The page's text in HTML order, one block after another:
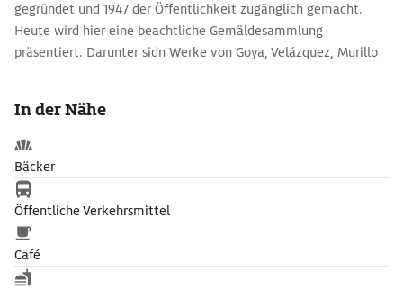
gegründet und 1947 der Öffentlichkeit zugänglich gemacht.
Heute wird hier eine beachtliche Gemäldesammlung
präsentiert. Darunter sidn Werke von Goya, Velázquez, Murillo
In der Nähe
Bäcker
Öffentliche Verkehrsmittel
Café